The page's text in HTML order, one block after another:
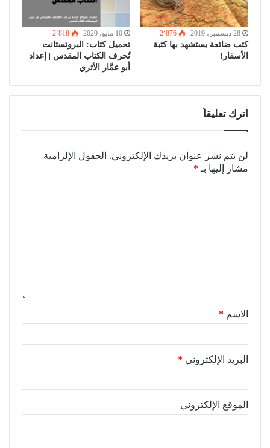
28 ديسمبر، 2019 2٬876
كتب ضائعة يستشهد بها كتبة
الأسفار!
10 مايو، 2020 2٬818
تحميل كتاب: البروتستانت
تُحرف الكتاب المقدس | إعداد
أبو عمَّار الأثري
اترك تعليقاً
لن يتم نشر عنوان بريدك الإلكتروني. الحقول الإلزامية
مشار إليها بـ *
الاسم *
البريد الإلكتروني *
الموقع الإلكتروني